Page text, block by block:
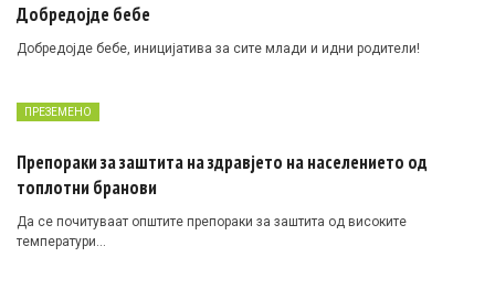
Добредојде бебе
Добредојде бебе, иницијатива за сите млади и идни родители!
ПРЕЗЕМЕНО
Препораки за заштита на здравјето на населението од
топлотни бранови
Да се почитуваат општите препораки за заштита од високите
температури…